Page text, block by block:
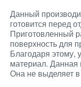
Данный
готовится перед
Приготовленный
поверхность для
Благодаря этому,
материал. Данная
Она не выделяет